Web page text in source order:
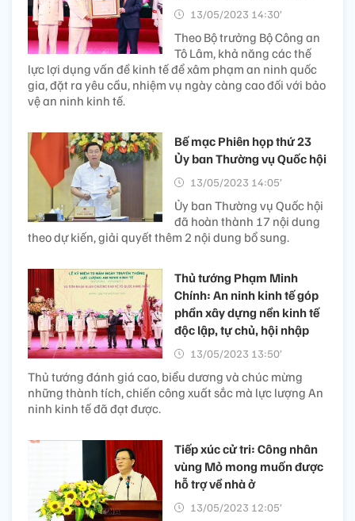
13/05/2023 14:30’
Theo Bộ trưởng Bộ Công an
Tô Lâm, khả năng các thế
lực lợi dụng vấn đề kinh tế để xâm phạm an ninh quốc
gia, đặt ra yêu cầu, nhiệm vụ ngày càng cao đối với bảo
vệ an ninh kinh tế.
Bế mạc Phiên họp thứ 23
Ủy ban Thường vụ Quốc hội
13/05/2023 14:05’
Ủy ban Thường vụ Quốc hội
đã hoàn thành 17 nội dung
theo dự kiến, giải quyết thêm 2 nội dung bổ sung.
Thủ tướng Phạm Minh
Chính: An ninh kinh tế góp
phần xây dựng nền kinh tế
độc lập, tự chủ, hội nhập
13/05/2023 13:50’
Thủ tướng đánh giá cao, biểu dương và chúc mừng
những thành tích, chiến công xuất sắc mà lực lượng An
ninh kinh tế đã đạt được.
Tiếp xúc cử tri: Công nhân
vùng Mỏ mong muốn được
hỗ trợ về nhà ở
13/05/2023 12:05’